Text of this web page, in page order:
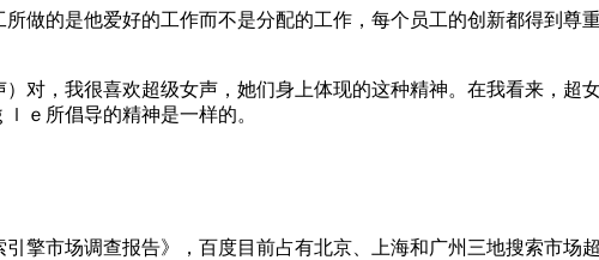
的是他爱好的工作而不是分配的工作，每个员工的创新都得到尊
我很喜欢超级女声，她们身上体现的这种精神。在我看来，超
ｅ所倡导的精神是一样的。
市场调查报告》，百度目前占有北京、上海和广州三地搜索市场